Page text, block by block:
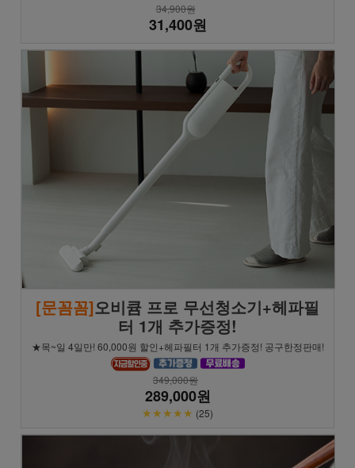
34,900원
31,400원
[문꼼꼼]오비큠 프로 무선청소기+헤파필
터 1개 추가증정!
★목~일 4일만! 60,000원 할인+헤파필터 1개 추가증정! 공구한정판매!
349,000원
289,000원
★★★★★ (25)